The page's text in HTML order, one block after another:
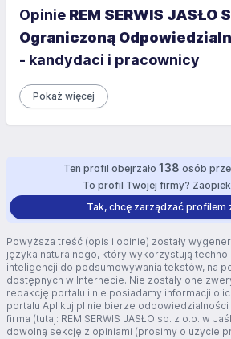
Opinie REM SERWIS JASŁO
Ograniczoną
- kandydaci i pracownicy
Pokaż więcej
Ten profil obejrzało 138 osób
To profil Twojej firmy?
Tak, chcę zarządzać profilem
Powyższa treść (opis i opinie) zostały
języka naturalnego, który wykorzystują
inteligencji do podsumowywania tekstów, na
dostępnych w Internecie. Nie zostały one
redakcję portalu i nie posiadamy informacji o
portalu Aplikuj.pl nie bierze odpowiedzialności
firma (tutaj: REM SERWIS JASŁO sp. z o.o. w
dowolną sekcję z opiniami (prosimy o użycie